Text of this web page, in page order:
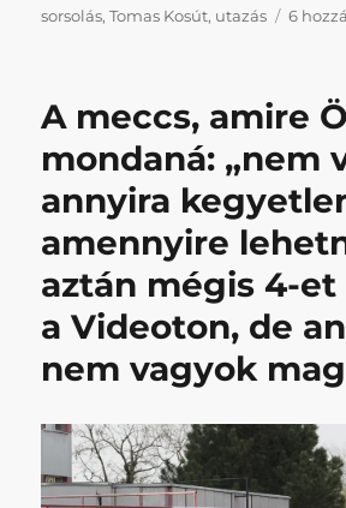
sorsolás,Tomas Kosút, utazás 6
A meccs, amire
mondaná: „nem
annyira
amennyire
aztán mégis 4-
a Videoton, de
nem vagyok